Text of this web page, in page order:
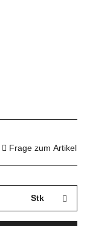
Frage zum Artikel
Stk